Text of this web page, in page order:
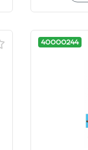
40000244